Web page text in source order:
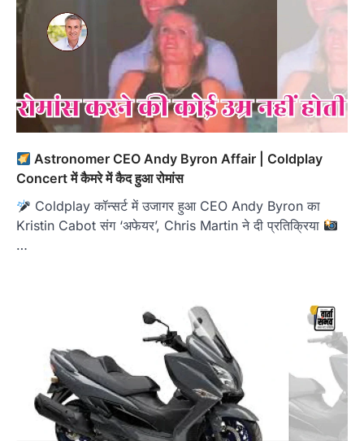
Astronomer CEO Andy Byron Affair | Coldplay
Concert में कैमरे में कैद हुआ रोमांस
Coldplay कॉन्सर्ट में उजागर हुआ CEO Andy Byron का
Kristin Cabot संग ‘अफेयर’, Chris Martin ने दी प्रतिक्रिया
…